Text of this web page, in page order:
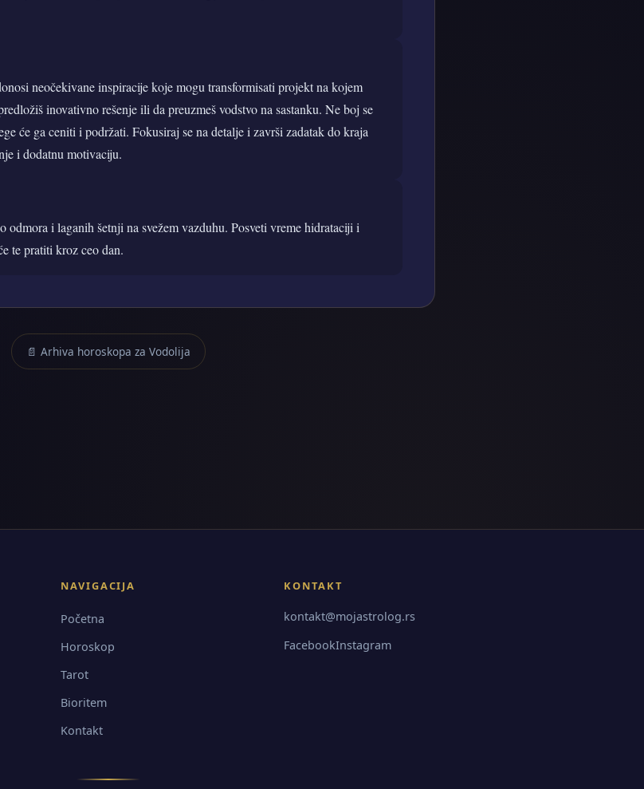
neočekivane inspiracije koje mogu transformisati projekt na kojem
inovativno rešenje ili da preuzmeš vodstvo na sastanku. Ne boj se
će ga ceniti i podržati. Fokusiraj se na detalje i završi zadatak do kraja
i dodatnu motivaciju.
odmora i laganih šetnji na svežem vazduhu. Posveti vreme hidrataciji i
te pratiti kroz ceo dan.
📄 Arhiva horoskopa za Vodolija
NAVIGACIJA
Početna
Horoskop
Tarot
Bioritem
Kontakt
KONTAKT
kontakt@mojastrolog.rs
FacebookInstagram